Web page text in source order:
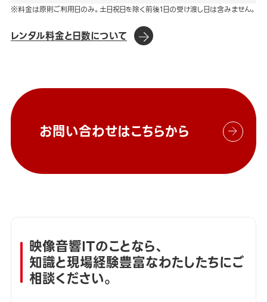
※料金は原則ご利用日のみ。土日祝日を除く前後1日の受け渡し日は含みません。
レンタル料金と日数について
お問い合わせはこちらから
映像音響ITのことなら、
知識と現場経験豊富なわたしたちにご
相談ください。